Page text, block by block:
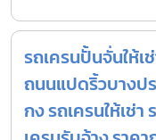
รถเครนปั้นจั่นให้เ
ถนนแปดริ้วบางป
กง รถเครนให้เช่า